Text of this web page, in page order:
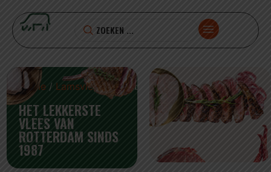
Home / Lamsvlees/ lamsboutblokjes
HET LEKKERSTE
VLEES VAN
ROTTERDAM SINDS
1987